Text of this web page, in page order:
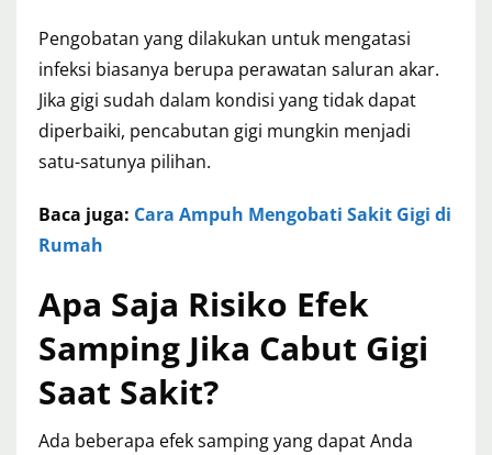
Pengobatan yang dilakukan untuk mengatasi
infeksi biasanya berupa perawatan saluran akar.
Jika gigi sudah dalam kondisi yang tidak dapat
diperbaiki, pencabutan gigi mungkin menjadi
satu-satunya pilihan.
Baca juga: Cara Ampuh Mengobati Sakit Gigi di
Rumah
Apa Saja Risiko Efek
Samping Jika Cabut Gigi
Saat Sakit?
Ada beberapa efek samping yang dapat Anda